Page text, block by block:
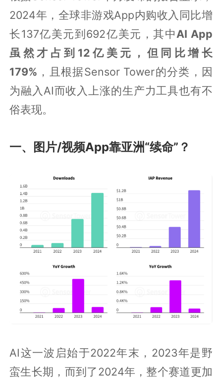
2024年，全球非游戏App内购收入同比增
长137亿美元到692亿美元，其中AI App
虽然才占到12亿美元，但同比增长
179% ，且根据Sensor Tower的分类，因
为融入AI而收入上涨的生产力工具也有不
俗表现。
一、图片/视频App靠亚洲“续命”？
AI这一波启始于2022年末，2023年是野
蛮生长期，而到了2024年，整个赛道更加